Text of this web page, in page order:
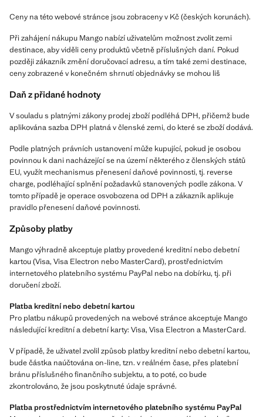
Ceny na této webové stránce jsou zobraceny v Kč (českých korunách).
Při zahájení nákupu Mango nabízí uživatelům možnost zvolit zemi
destinace, aby viděli ceny produktů včetně příslušných daní. Pokud
později zákazník změní doručovací adresu, a tím také zemi destinace,
ceny zobrazené v konečném shrnutí objednávky se mohou liš
Daň z přidané hodnoty
V souladu s platnými zákony prodej zboží podléhá DPH, přičemž bude
aplikována sazba DPH platná v členské zemi, do které se zboží dodává.
Podle platných právních ustanovení může kupující, pokud je osobou
povinnou k dani nacházející se na území některého z členských států
EU, využít mechanismus přenesení daňové povinnosti, tj. reverse
charge, podléhající splnění požadavků stanovených podle zákona. V
tomto případě je operace osvobozena od DPH a zákazník aplikuje
pravidlo přenesení daňové povinnosti.
Způsoby platby
Mango výhradně akceptuje platby provedené kreditní nebo debetní
kartou (Visa, Visa Electron nebo MasterCard), prostřednictvím
internetového platebního systému PayPal nebo na dobírku, tj. při
doručení zboží.
Platba kreditní nebo debetní kartou
Pro platbu nákupů provedených na webové stránce akceptuje Mango
následující kreditní a debetní karty: Visa, Visa Electron a MasterCard.
V případě, že uživatel zvolil způsob platby kreditní nebo debetní kartou,
bude částka naúčtována on-line, tzn. v reálném čase, přes platební
bránu příslušného finančního subjektu, a to poté, co bude
zkontrolováno, že jsou poskytnuté údaje správné.
Platba prostřednictvím internetového platebního systému PayPal